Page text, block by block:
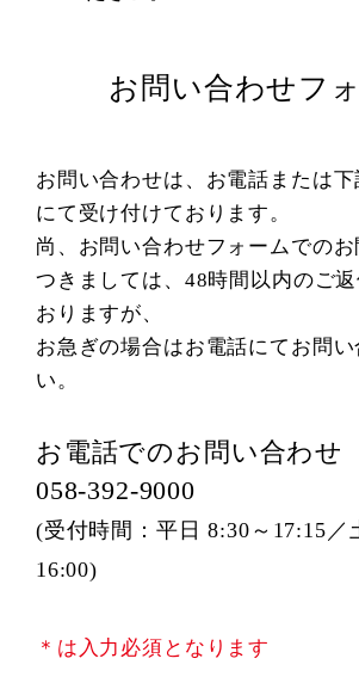
お問い合わせフ
お問い合わせは、お電話または
にて受け付けております。
尚、お問い合わせフォームでの
つきましては、48時間以内のご
おりますが、
お急ぎの場合はお電話にてお問い
い。
お電話でのお問い合わせ
058-392-9000
(受付時間：平日 8:30～17:15／
16:00)
＊は入力必須となります